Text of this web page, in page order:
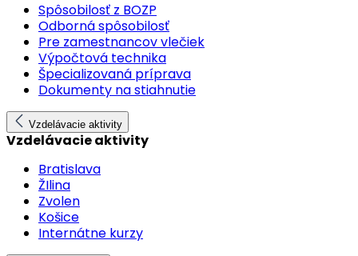
Spôsobilosť z BOZP
Odborná spôsobilosť
Pre zamestnancov vlečiek
Výpočtová technika
Špecializovaná príprava
Dokumenty na stiahnutie
Vzdelávacie aktivity
Vzdelávacie aktivity
Bratislava
ŽIlina
Zvolen
Košice
Internátne kurzy